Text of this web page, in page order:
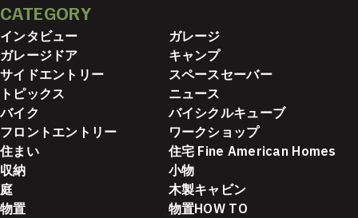
CATEGORY
インタビュー
ガレージ
ガレージドア
キャンプ
サイドエントリー
スペースセーバー
トピックス
ニュース
バイク
バイシクルキューブ
フロントエントリー
ワークショップ
住まい
住宅 Fine American Homes
収納
小物
庭
木製キャビン
物置
物置HOW TO